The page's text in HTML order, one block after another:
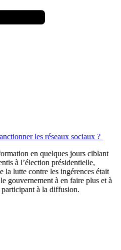
les réseaux sociaux ?
en quelques jours ciblant
à l’élection présidentielle,
la lutte contre les ingérences était
gouvernement à en faire plus et à
participant à la diffusion.